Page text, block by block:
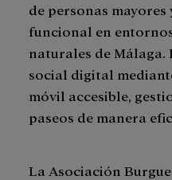
de personas
funcional en
naturales de
social digital
móvil accesible,
paseos de manera
La Asociación